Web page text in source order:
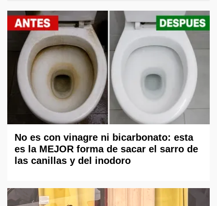
No es con vinagre ni bicarbonato: esta
es la MEJOR forma de sacar el sarro de
las canillas y del inodoro